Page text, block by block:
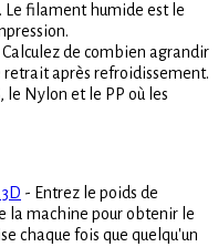
Le filament humide est le
Calculez de combien agrandir
après refroidissement.
le Nylon et le PP où les
- Entrez le poids de
la machine pour obtenir le
chaque fois que quelqu'un